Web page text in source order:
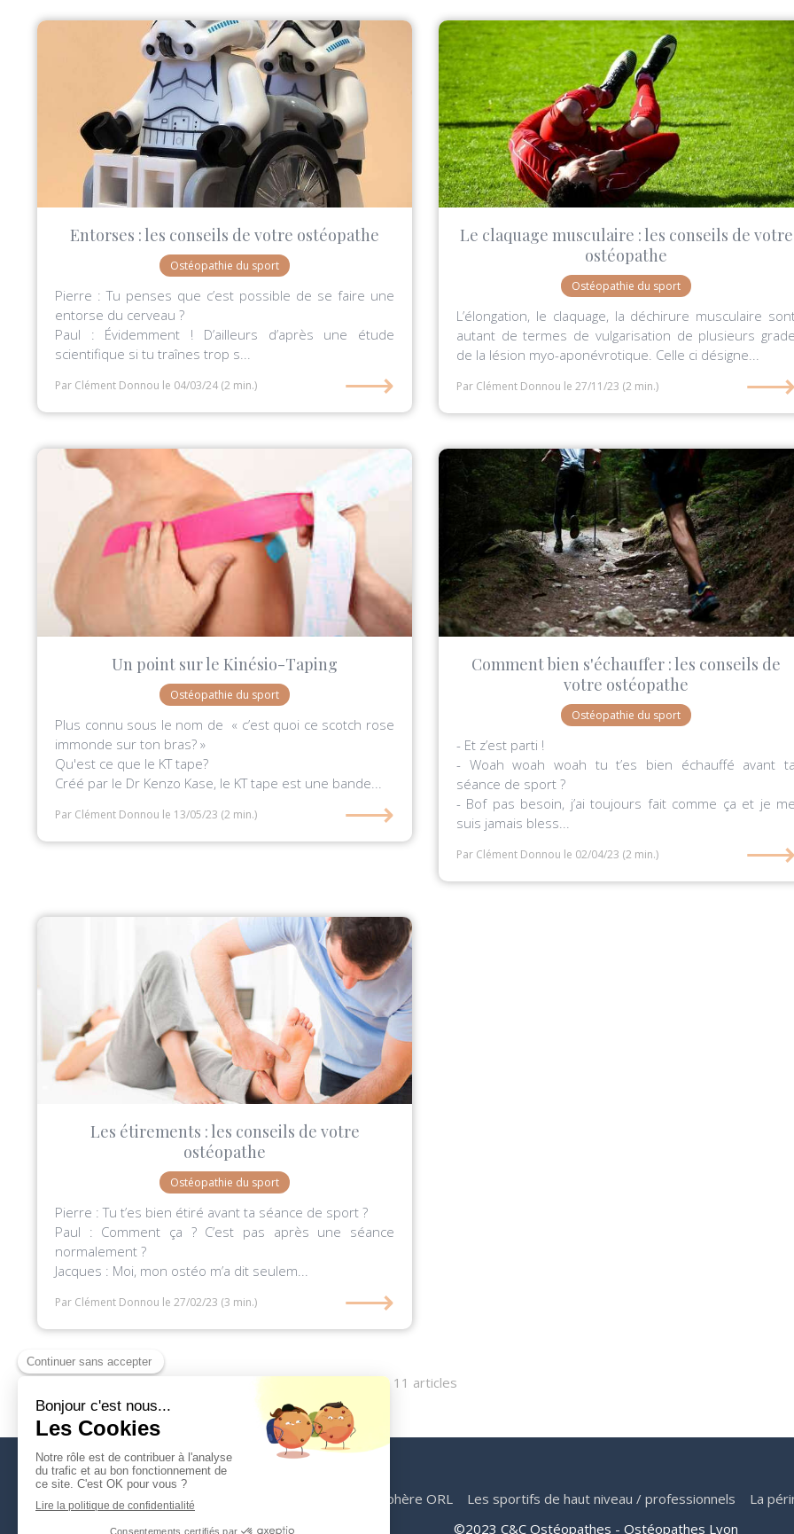
Entorses : les conseils de votre ostéopathe
Ostéopathie du sport
Pierre : Tu penses que c’est possible de se faire une
entorse du cerveau ?
Paul : Évidemment ! D’ailleurs d’après une étude
scientifique si tu traînes trop s...
Par Clément Donnou le 04/03/24 (2 min.) ⟶
Le claquage musculaire : les conseils de votre
ostéopathe
Ostéopathie du sport
L’élongation, le claquage, la déchirure musculaire
autant de termes de vulgarisation de plusieurs
de la lésion myo-aponévrotique. Celle ci désigne...
Par Clément Donnou le 27/11/23 (2 min.)
Un point sur le Kinésio-Taping
Ostéopathie du sport
Plus connu sous le nom de « c’est quoi ce scotch rose
immonde sur ton bras? »
Qu'est ce que le KT tape?
Créé par le Dr Kenzo Kase, le KT tape est une bande...
Par Clément Donnou le 13/05/23 (2 min.) ⟶
Comment bien s'échauffer : les conseils de
votre ostéopathe
Ostéopathie du sport
- Et z’est parti !
- Woah woah woah tu t’es bien échauffé avant
séance de sport ?
- Bof pas besoin, j’ai toujours fait comme ça et je
suis jamais bless...
Par Clément Donnou le 02/04/23 (2 min.)
Les étirements : les conseils de votre
ostéopathe
Ostéopathie du sport
Pierre : Tu t’es bien étiré avant ta séance de sport ?
Paul : Comment ça ? C’est pas après une séance
normalement ?
Jacques : Moi, mon ostéo m’a dit seulem...
Par Clément Donnou le 27/02/23 (3 min.) ⟶
11 articles
Accueil Vos ostéopathes La sphère ORL Les sportifs de haut niveau / professionnels
La
©2023 C&C Ostéopathes - Ostéopathes Lyon